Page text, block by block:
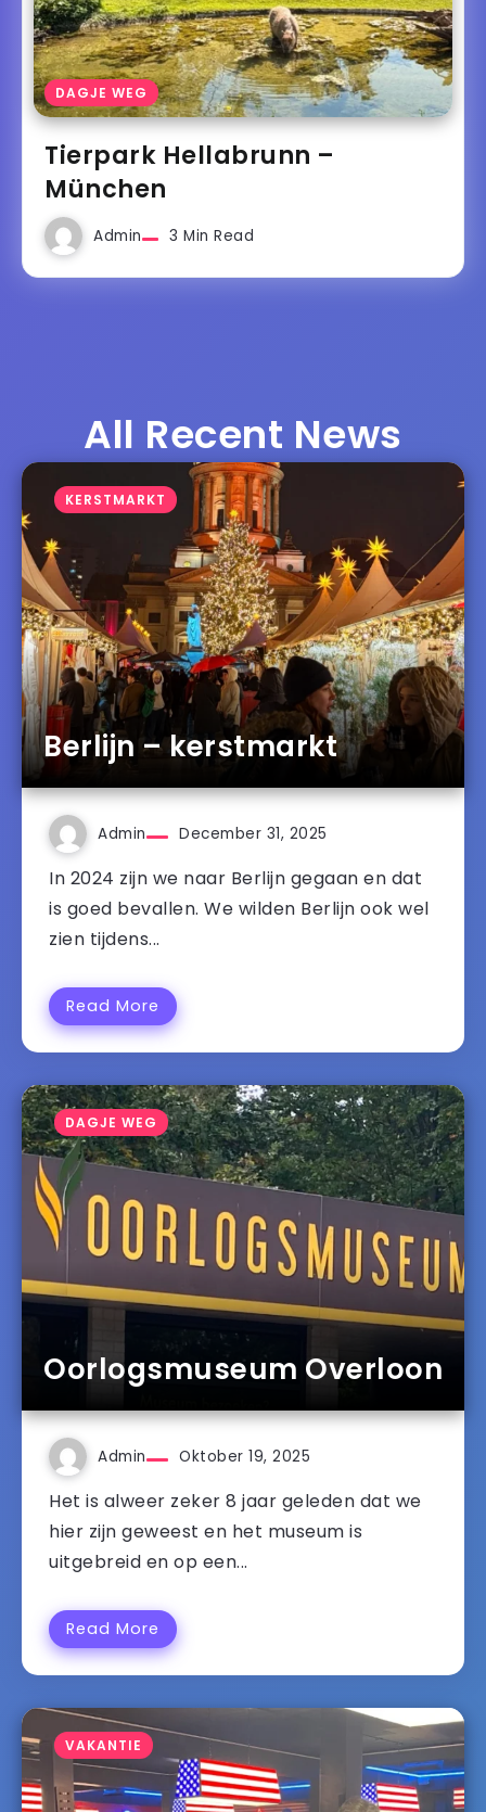
DAGJE WEG
Tierpark Hellabrunn –
München
Admin 3 Min Read
All Recent News
KERSTMARKT
Berlijn – kerstmarkt
Admin December 31, 2025
In 2024 zijn we naar Berlijn gegaan en dat
is goed bevallen. We wilden Berlijn ook wel
zien tijdens...
Read More
DAGJE WEG
Oorlogsmuseum Overloon
Admin Oktober 19, 2025
Het is alweer zeker 8 jaar geleden dat we
hier zijn geweest en het museum is
uitgebreid en op een...
Read More
VAKANTIE